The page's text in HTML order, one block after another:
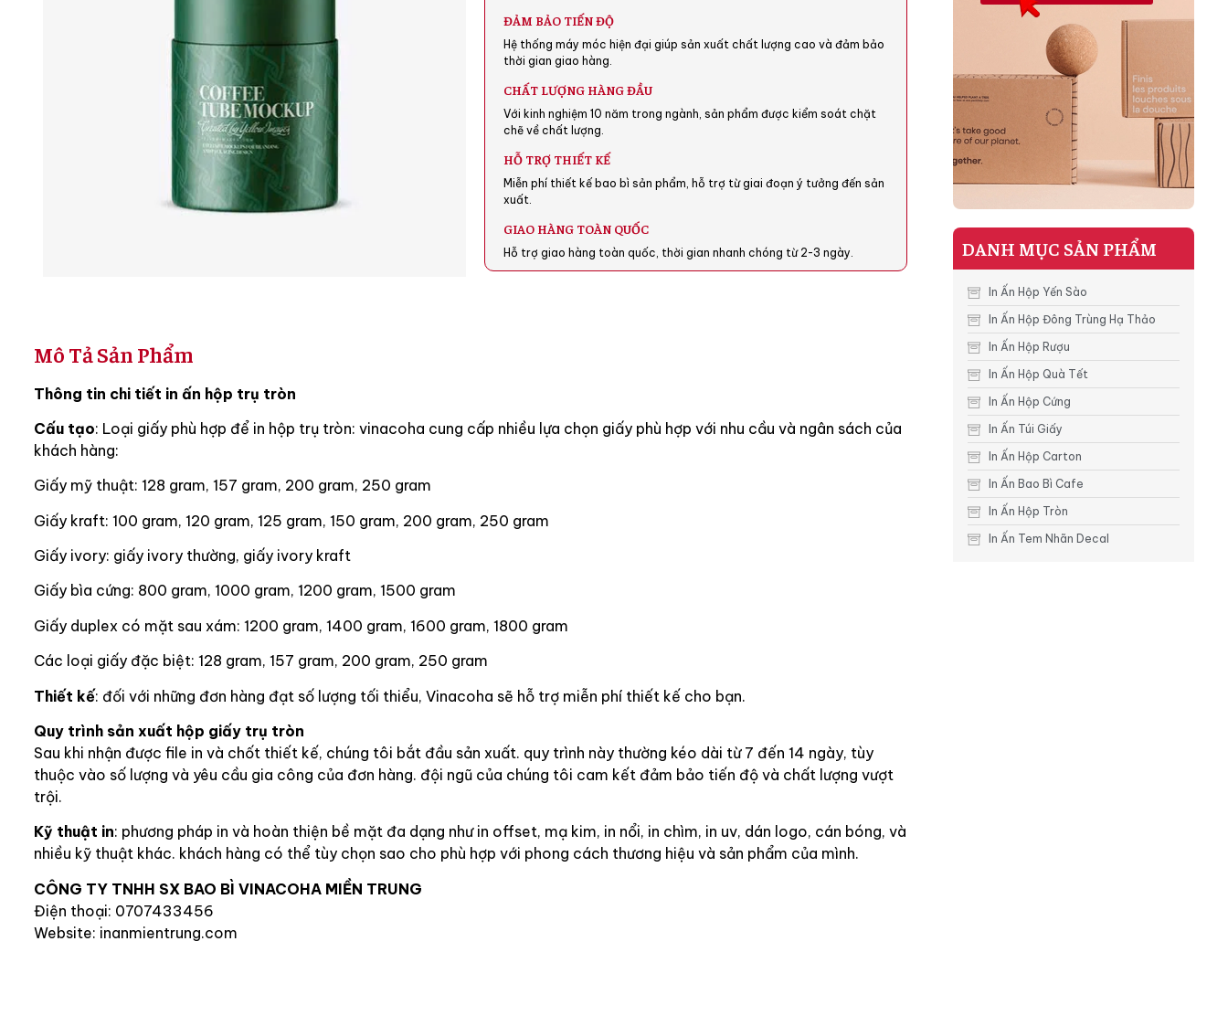
ĐẢM BẢO TIẾN ĐỘ
Hệ thống máy móc hiện đại giúp sản xuất chất lượng cao và đảm bảo
thời gian giao hàng.
CHẤT LƯỢNG HÀNG ĐẦU
Với kinh nghiệm 10 năm trong ngành, sản phẩm được kiểm soát chặt
chẽ về chất lượng.
HỖ TRỢ THIẾT KẾ
Miễn phí thiết kế bao bì sản phẩm, hỗ trợ từ giai đoạn ý tưởng đến sản
xuất.
GIAO HÀNG TOÀN QUỐC
Hỗ trợ giao hàng toàn quốc, thời gian nhanh chóng từ 2-3 ngày.
Mô Tả Sản Phẩm
Thông tin chi tiết in ấn hộp trụ tròn
Cấu tạo: Loại giấy phù hợp để in hộp trụ tròn: vinacoha cung cấp nhiều lựa chọn giấy phù hợp với nhu cầu và ngân sách của
khách hàng:
Giấy mỹ thuật: 128 gram, 157 gram, 200 gram, 250 gram
Giấy kraft: 100 gram, 120 gram, 125 gram, 150 gram, 200 gram, 250 gram
Giấy ivory: giấy ivory thường, giấy ivory kraft
Giấy bìa cứng: 800 gram, 1000 gram, 1200 gram, 1500 gram
Giấy duplex có mặt sau xám: 1200 gram, 1400 gram, 1600 gram, 1800 gram
Các loại giấy đặc biệt: 128 gram, 157 gram, 200 gram, 250 gram
Thiết kế: đối với những đơn hàng đạt số lượng tối thiểu, Vinacoha sẽ hỗ trợ miễn phí thiết kế cho bạn.
Quy trình sản xuất hộp giấy trụ tròn
Sau khi nhận được file in và chốt thiết kế, chúng tôi bắt đầu sản xuất. quy trình này thường kéo dài từ 7 đến 14 ngày, tùy
thuộc vào số lượng và yêu cầu gia công của đơn hàng. đội ngũ của chúng tôi cam kết đảm bảo tiến độ và chất lượng vượt
trội.
Kỹ thuật in: phương pháp in và hoàn thiện bề mặt đa dạng như in offset, mạ kim, in nổi, in chìm, in uv, dán logo, cán bóng, và
nhiều kỹ thuật khác. khách hàng có thể tùy chọn sao cho phù hợp với phong cách thương hiệu và sản phẩm của mình.
CÔNG TY TNHH SX BAO BÌ VINACOHA MIỀN TRUNG
Điện thoại: 0707433456
Website: inanmientrung.com
DANH MỤC SẢN PHẨM
In Ấn Hộp Yến Sào
In Ấn Hộp Đông Trùng Hạ Thảo
In Ấn Hộp Rượu
In Ấn Hộp Quà Tết
In Ấn Hộp Cứng
In Ấn Túi Giấy
In Ấn Hộp Carton
In Ấn Bao Bì Cafe
In Ấn Hộp Tròn
In Ấn Tem Nhãn Decal